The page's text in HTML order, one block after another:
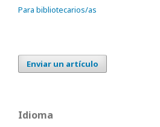
Para bibliotecarios/as
Enviar un artículo
Idioma